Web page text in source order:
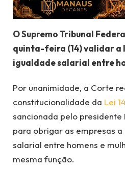
O Supremo Tribunal
quinta-feira (14) validar a
igualdade salarial entre
Por unanimidade, a Corte
constitucionalidade da Lei
sancionada pelo presidente
para obrigar as empresas
salarial entre homens e
mesma função.